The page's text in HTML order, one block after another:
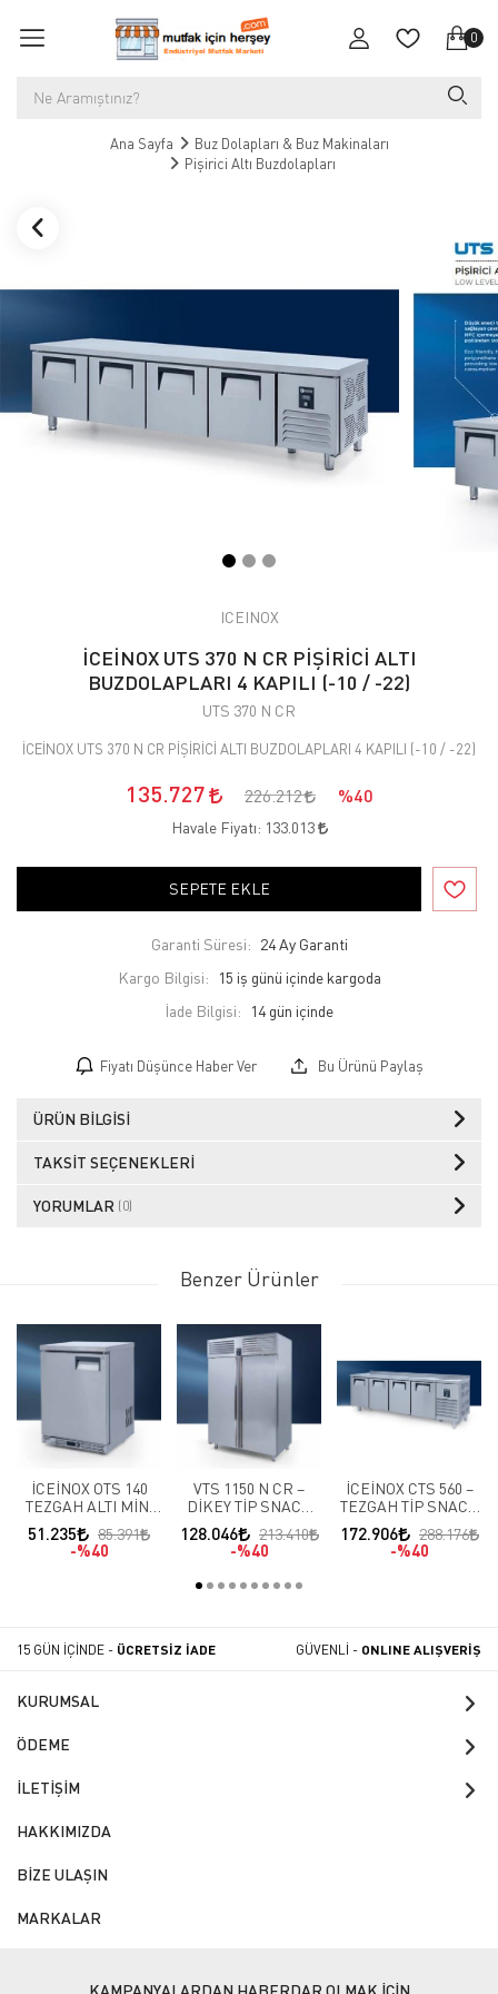
0
Ana Sayfa
Buz Dolapları & Buz Makinaları
Pişirici Altı Buzdolapları
ICEINOX
İCEİNOX UTS 370 N CR PİŞİRİCİ ALTI
BUZDOLAPLARI 4 KAPILI (-10 / -22)
UTS 370 N CR
İCEİNOX UTS 370 N CR PİŞİRİCİ ALTI BUZDOLAPLARI 4 KAPILI (-10 / -22)
135.727 226.212 %40
Havale Fiyatı: 133.013
SEPETE EKLE
Garanti Süresi: 24 Ay Garanti
Kargo Bilgisi:
15 iş günü içinde kargoda
İade Bilgisi:
Fiyatı Düşünce Haber Ver Bu Ürünü Paylaş
ÜRÜN BILGISI
TAKSIT SEÇENEKLERI
YORUMLAR (0)
Benzer Ürünler
İCEİNOX OTS 140
TEZGAH ALTI MİNİ
51.235
85.391
%40
VTS 1150 N CR –
DİKEY TİP SNACK
BUZDOLAPLARI – 2
KAPILI (-10 / -22)
128.046
213.410
%40
İCEİNOX CTS 560 –
TEZGAH TİP SNACK
BUZDOLAPLARI – 4
KAPILI (-10 / -22 )
172.906
288.176
%40
15 GÜN İÇİNDE - ÜCRETSİZ İADE GÜVENLİ - ONLINE ALIŞVERİŞ
KURUMSAL
ÖDEME
İLETİŞİM
HAKKIMIZDA
BİZE ULAŞIN
MARKALAR
KAMPANYALARDAN HABERDAR OLMAK İÇİN